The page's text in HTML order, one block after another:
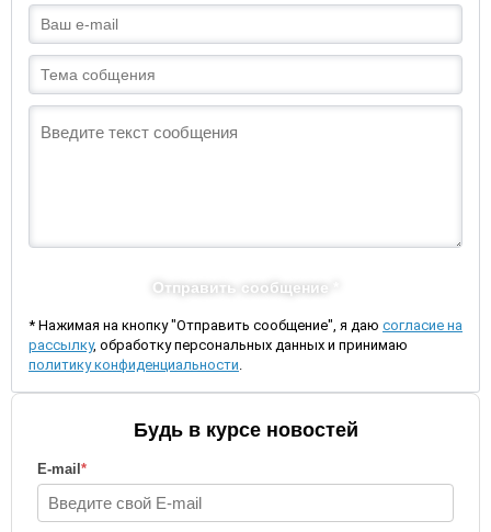
Отправить сообщение *
* Нажимая на кнопку "Отправить сообщение", я даю согласие на
рассылку, обработку персональных данных и принимаю
политику конфиденциальности.
Будь в курсе новостей
E-mail *